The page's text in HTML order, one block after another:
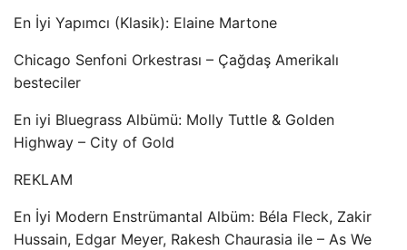
En İyi Yapımcı (Klasik): Elaine Martone
Chicago Senfoni Orkestrası – Çağdaş Amerikalı
besteciler
En iyi Bluegrass Albümü: Molly Tuttle & Golden
Highway – City of Gold
REKLAM
En İyi Modern Enstrümantal Albüm: Béla Fleck, Zakir
Hussain, Edgar Meyer, Rakesh Chaurasia ile – As We